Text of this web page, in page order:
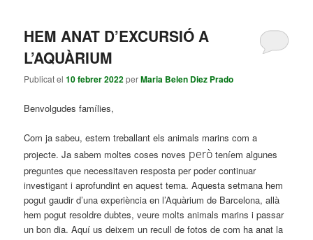
HEM ANAT D’EXCURSIÓ A
L’AQUÀRIUM
Publicat el10 febrer 2022perMaria Belen Diez Prado
Benvolgudes famílies,
Com ja sabeu, estem treballant els animals marins com a
projecte. Ja sabem moltes coses noves però teníem algunes
preguntes que necessitaven resposta per poder continuar
investigant i aprofundint en aquest tema. Aquesta setmana hem
pogut gaudir d’una experiència en l’Aquàrium de Barcelona, allà
hem pogut resoldre dubtes, veure molts animals marins i passar
un bon dia. Aquí us deixem un recull de fotos de com ha anat la